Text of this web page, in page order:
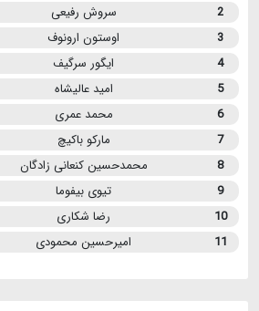
2
سروش رفیعی
3
اوستون ارونوف
4
ایگور سرگیف
5
امید عالیشاه
6
محمد عمری
7
مارکو باکیچ
8
محمدحسین کنعانی زادگان
9
تیوی بیفوما
10
رضا شکاری
11
امیرحسین محمودی